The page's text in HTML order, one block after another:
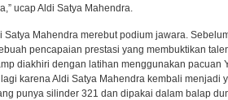
ucap Aldi Satya Mahendra.
Satya Mahendra merebut podium jawara.
pencapaian prestasi yang membuktikan
diakhiri dengan latihan menggunakan pacuan
karena Aldi Satya Mahendra kembali menjadi
punya silinder 321 dan dipakai dalam balap